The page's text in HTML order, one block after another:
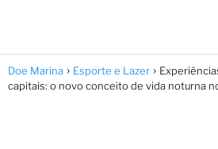
Doe Marina Esporte e Lazer
capitais: o novo conceito de vida noturna